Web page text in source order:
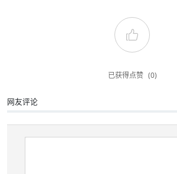
已获得点赞 (0)
网友评论